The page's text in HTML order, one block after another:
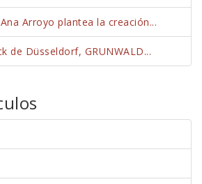
Arroyo plantea la creación...
de Düsseldorf, GRUNWALD...